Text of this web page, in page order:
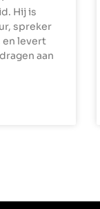
Hij is
spreker
en levert
aan